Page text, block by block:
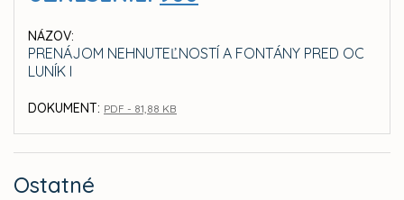
NÁZOV:
PRENÁJOM NEHNUTEĽNOSTÍ A FONTÁNY PRED OC
LUNÍK I
DOKUMENT: PDF - 81,88 KB
Ostatné